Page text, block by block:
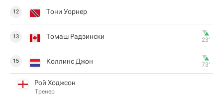
12 Тони Уорнер
13 Томаш Радзински 23‎’‎
15 Коллинс Джон 73‎’‎
Рой Ходжсон
Тренер